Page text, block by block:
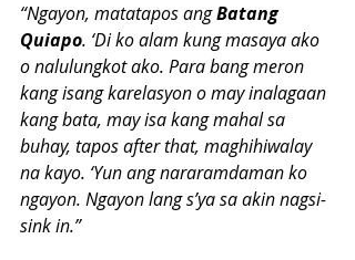
“Ngayon, matatapos ang Batang
Quiapo. ‘Di ko alam kung masaya ako
o nalulungkot ako. Para bang meron
kang isang karelasyon o may inalagaan
kang bata, may isa kang mahal sa
buhay, tapos after that, maghihiwalay
na kayo. ‘Yun ang nararamdaman ko
ngayon. Ngayon lang s’ya sa akin nagsi-
sink in.”